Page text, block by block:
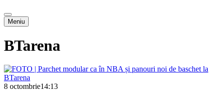
Meniu
BTarena
8 octombrie14:13